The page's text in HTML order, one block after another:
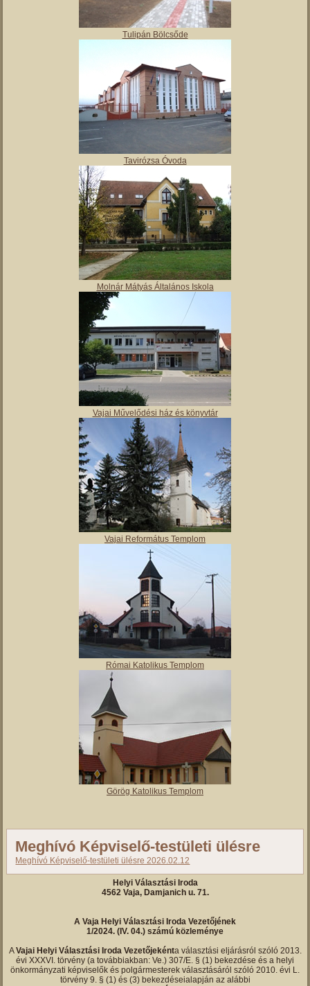
Tulipán Bölcsőde
Tavirózsa Óvoda
Molnár Mátyás Általános Iskola
Vajai Művelődési ház és könyvtár
Vajai Református Templom
Római Katolikus Templom
Görög Katolikus Templom
Meghívó Képviselő-testületi ülésre
Meghívó Képviselő-testületi ülésre 2026.02.12
Helyi Választási Iroda
4562 Vaja, Damjanich u. 71.
A Vaja Helyi Választási Iroda Vezetőjének
1/2024. (IV. 04.) számú közleménye
AVajai Helyi Választási Iroda Vezetőjekénta választási eljárásról szóló 2013.
évi XXXVI. törvény (a továbbiakban: Ve.) 307/E. § (1) bekezdése és a helyi
önkormányzati képviselők és polgármesterek választásáról szóló 2010. évi L.
törvény 9. § (1) és (3) bekezdéseialapján az alábbi